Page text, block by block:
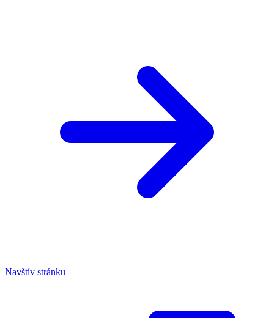
Navštív stránku